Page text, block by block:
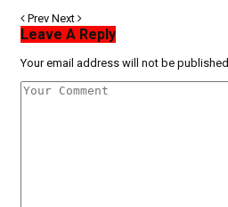
Prev Next
Leave A Reply
Your email address will not be published.